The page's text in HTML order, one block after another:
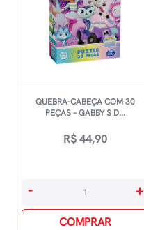
QUEBRA-CABEÇA COM 30
PEÇAS – GABBY S D...
R$44,90
Quebra-
- +
COMPRAR